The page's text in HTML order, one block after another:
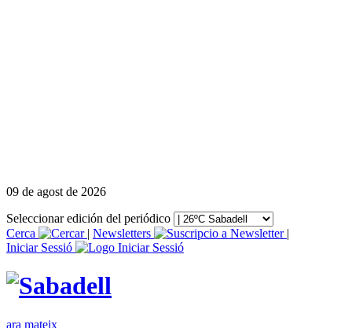
09 de agost de 2026
Seleccionar edición del periódico
Cerca
| Newsletters
|
Iniciar Sessió
ara mateix